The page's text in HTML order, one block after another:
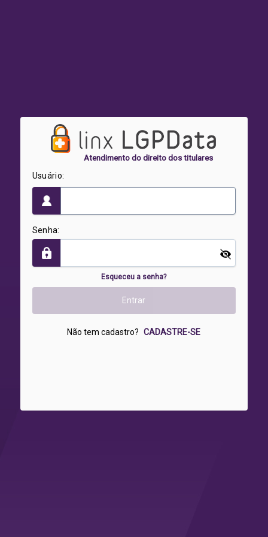
Atendimento do direito dos titulares
Usuário:
Senha:
Esqueceu a senha?
Não tem cadastro? CADASTRE-SE